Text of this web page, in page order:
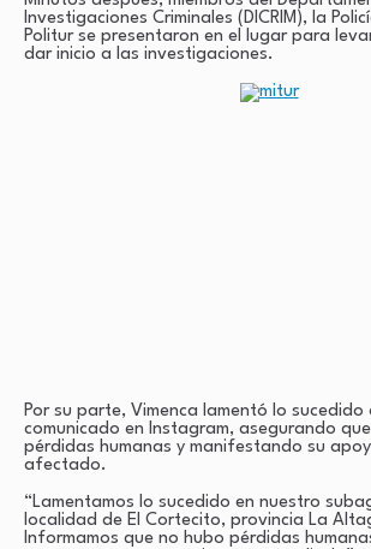
Investigaciones Criminales (DICRIM), la
Politur se presentaron en el lugar para
dar inicio a las investigaciones.
Por su parte, Vimenca lamentó lo
comunicado en Instagram, asegurando
pérdidas humanas y manifestando su
afectado.
“Lamentamos lo sucedido en nuestro
localidad de El Cortecito, provincia La
Informamos que no hubo pérdidas